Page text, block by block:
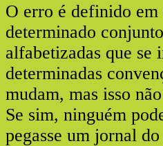
O erro é definido em
determinado
alfabetizadas que se
determinadas
mudam, mas isso
Se sim, ninguém
pegasse um jornal